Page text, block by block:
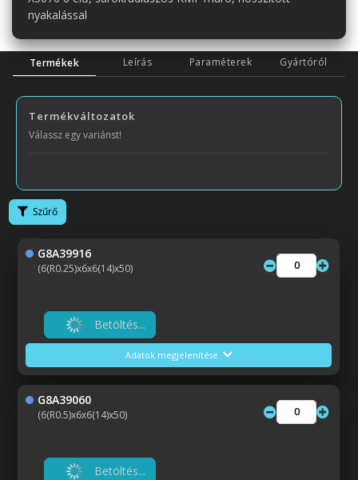
nyakalással
Termékek Leírás Paraméterek Gyártóról
Termékváltozatok
Válassz egy variánst!
Szűrő
G8A39916
(6(R0.25)x6x6(14)x50)
Betöltés...
Adatok megjelenítése
G8A39060
(6(R0.5)x6x6(14)x50)
Betöltés...